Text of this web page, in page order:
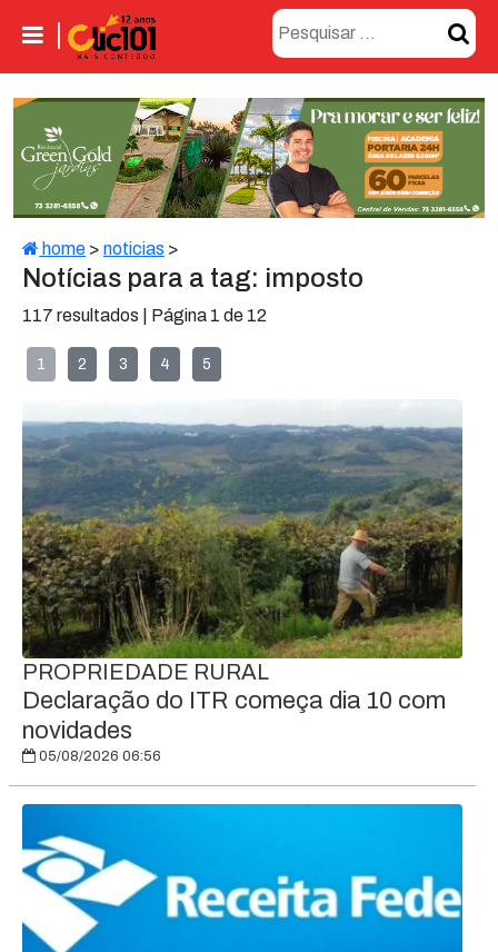
home > noticias >
Notícias para a tag: imposto
117 resultados | Página 1 de 12
1 2 3 4 5
PROPRIEDADE RURAL
Declaração do ITR começa dia 10 com
novidades
05/08/2026 06:56